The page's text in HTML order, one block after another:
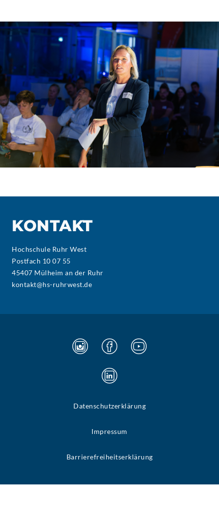
KONTAKT
Hochschule Ruhr West
Postfach 10 07 55
45407 Mülheim an der Ruhr
kontakt@hs-ruhrwest.de
Datenschutzerklärung
Impressum
Barrierefreiheitserklärung